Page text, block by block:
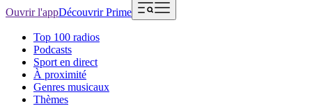
Ouvrir l'appDécouvrir Prime
Top 100 radios
Podcasts
Sport en direct
À proximité
Genres musicaux
Thèmes